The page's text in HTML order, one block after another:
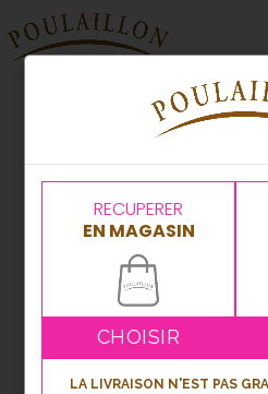
RECUPERER
EN MAGASIN
CHOISIR
LA LIVRAISON N'EST PAS